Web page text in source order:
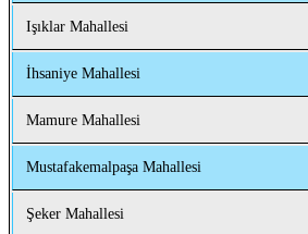
Işıklar Mahallesi
İhsaniye Mahallesi
Mamure Mahallesi
Mustafakemalpaşa Mahallesi
Şeker Mahallesi